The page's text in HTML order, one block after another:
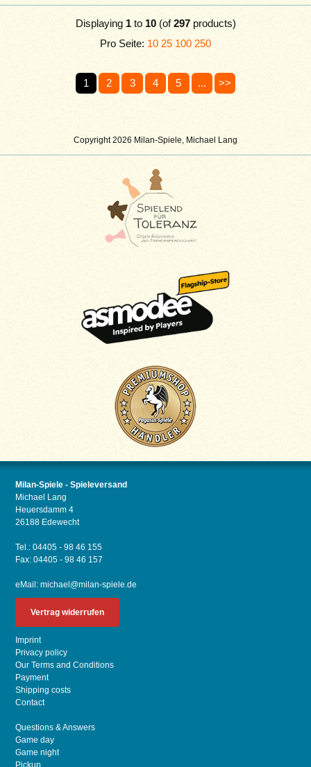
Copyright 2026 Milan-Spiele, Michael Lang
Displaying 1to 10(of297products)
Pro Seite: 10 25 100 250
1 2 3 4 5 ... >>
Milan-Spiele - Spieleversand
Michael Lang
Heuersdamm 4
26188 Edewecht
Tel.: 04405 - 98 46 155
Fax: 04405 - 98 46 157
eMail:michael@milan-spiele.de
Vertrag widerrufen
Imprint
Privacy policy
Our Terms and Conditions
Payment
Shipping costs
Contact
Questions & Answers
Game day
Game night
Pickup